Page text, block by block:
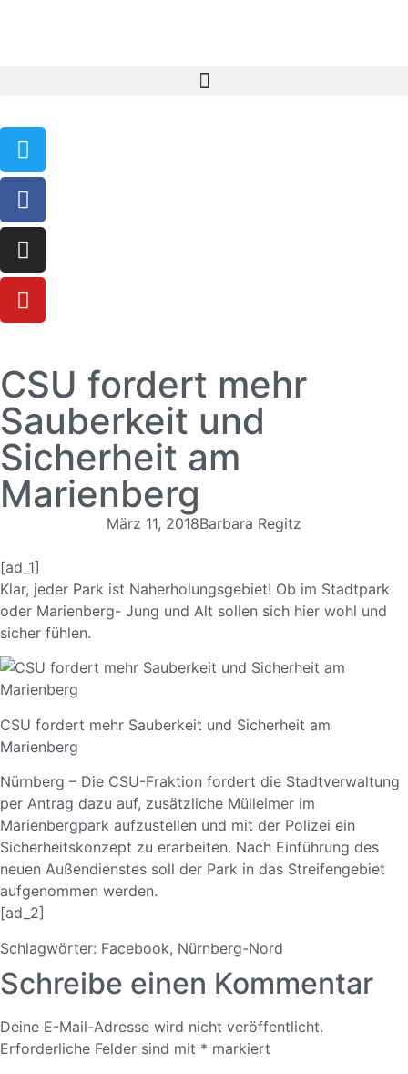
CSU fordert mehr
Sauberkeit und
Sicherheit am
Marienberg
März 11, 2018Barbara Regitz
[ad_1]
Klar, jeder Park ist Naherholungsgebiet! Ob im Stadtpark
oder Marienberg- Jung und Alt sollen sich hier wohl und
sicher fühlen.
CSU fordert mehr Sauberkeit und Sicherheit am
Marienberg
Nürnberg – Die CSU-Fraktion fordert die Stadtverwaltung
per Antrag dazu auf, zusätzliche Mülleimer im
Marienbergpark aufzustellen und mit der Polizei ein
Sicherheitskonzept zu erarbeiten. Nach Einführung des
neuen Außendienstes soll der Park in das Streifengebiet
aufgenommen werden.
[ad_2]
Schlagwörter: Facebook, Nürnberg-Nord
Schreibe einen Kommentar
Deine E-Mail-Adresse wird nicht veröffentlicht.
Erforderliche Felder sind mit * markiert